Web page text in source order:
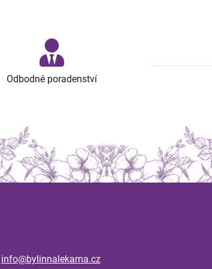
Odbodné poradenství
info@bylinnalekarna.cz